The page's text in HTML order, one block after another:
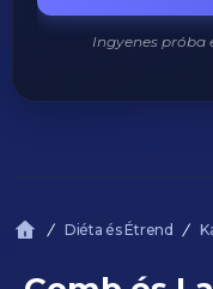
Ingyenes
Diéta és Étrend